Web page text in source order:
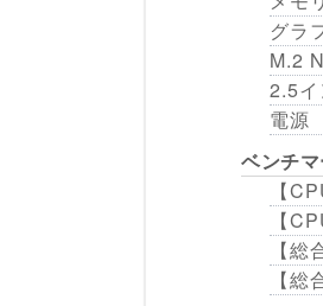
グラ
M.2
2.5
電源
ベンチ
【
【
【
【